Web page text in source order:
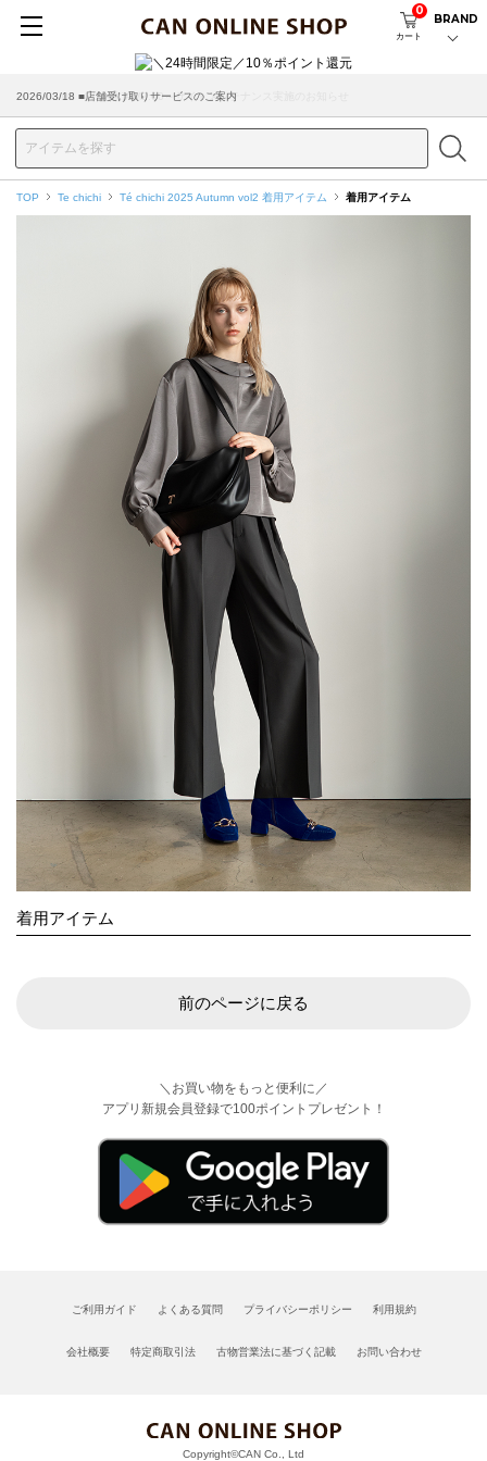
カート
0
BRAND
2026/08/04 ■8/13(木)AM2:00～サイトメンテナンス実施のお知らせ
2026/03/18 ■店舗受け取りサービスのご案内
TOP Te chichi Té chichi 2025 Autumn vol2 着用アイテム 着用アイテム
着用アイテム
前のページに戻る
＼お買い物をもっと便利に／
アプリ新規会員登録で100ポイントプレゼント！
ご利用ガイド よくある質問 プライバシーポリシー 利用規約
会社概要 特定商取引法 古物営業法に基づく記載 お問い合わせ
Copyright©CAN Co., Ltd